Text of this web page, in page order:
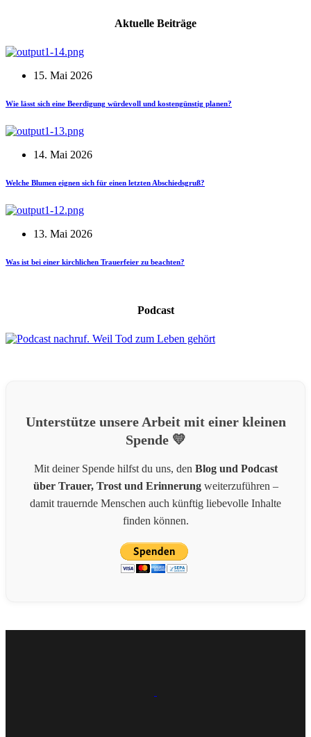
Aktuelle Beiträge
15. Mai 2026
Wie lässt sich eine Beerdigung würdevoll und kostengünstig planen?
14. Mai 2026
Welche Blumen eignen sich für einen letzten Abschiedsgruß?
13. Mai 2026
Was ist bei einer kirchlichen Trauerfeier zu beachten?
Podcast
Unterstütze unsere Arbeit mit einer kleinen
Spende 💛
Mit deiner Spende hilfst du uns, den Blog und Podcast
über Trauer, Trost und Erinnerungweiterzuführen –
damit trauernde Menschen auch künftig liebevolle Inhalte
finden können.